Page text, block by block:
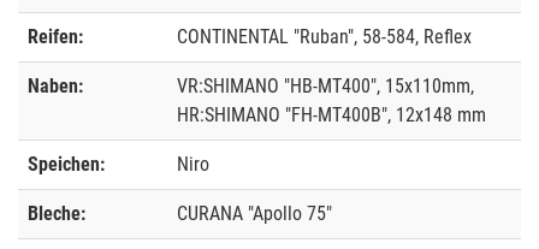
Reifen: CONTINENTAL "Ruban", 58-584, Reflex
Naben:
VR:SHIMANO "HB-MT400", 15x110mm,
HR:SHIMANO "FH-MT400B", 12x148 mm
Speichen: Niro
Bleche: CURANA "Apollo 75"